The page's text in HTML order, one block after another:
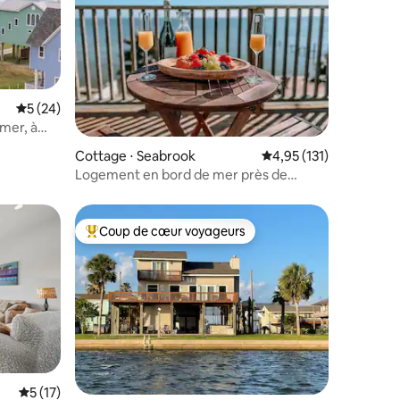
: 4,95 sur 5
Évaluation moyenne sur la base de 24 commentaires : 5 sur 5
5 (24)
à
Cottage ⋅ Seabrook Évaluation moyenne
4,95 (131)
Logement en bord de mer près de
appréciés
Évaluation moyenne sur la base de 17 commentaires : 5 sur 5
5 (17)
Coups de cœur voyageurs les plus appréciés
Coup de cœur voyageurs